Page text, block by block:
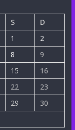
S
D
1
2
8
9
15
16
22
23
29
30